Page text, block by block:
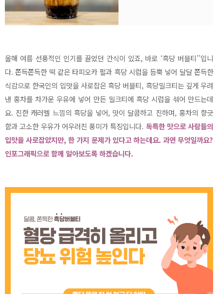
올해 여름 선풍적인 인기를 끌었던 간식이 있죠, 바로 ‘흑당 버블티’’입니
다. 쫀득쫀득한 떡 같은 타피오카 펄과 흑당 시럽을 듬뿍 넣어 달달 쫀득한
식감으로 한국인의 입맛을 사로잡은 흑당 버블티, 흑당밀크티는 깊게 우려
낸 홍차를 차가운 우유에 넣어 만든 밀크티에 흑당 시럽을 섞어 만드는데
요. 진한 캐러멜 느낌의 흑당을 넣어, 맛이 달콤하고 진하며, 홍차의 향긋
함과 고소한 우유가 어우러진 풍미가 특징입니다. 독특한 맛으로 사람들의
입맛을 사로잡았지만, 한 가지 문제가 있다고 하는데요. 과연 무엇일까요?
인포그래픽으로 함께 알아보도록 하겠습니다.